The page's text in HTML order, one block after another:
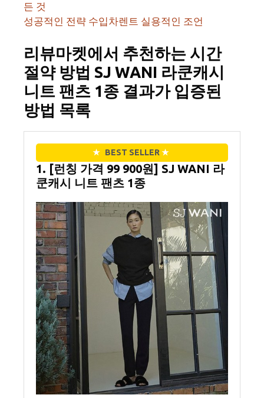
든 것
성공적인 전략 수입차렌트 실용적인 조언
리뷰마켓에서 추천하는 시간
절약 방법 SJ WANI 라쿤캐시
니트 팬츠 1종 결과가 입증된
방법 목록
★ BEST SELLER ★
1. [런칭 가격 99 900원] SJ WANI 라
쿤캐시 니트 팬츠 1종